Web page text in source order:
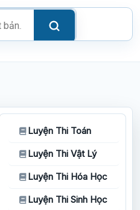
Luyện Thi Toán
Luyện Thi Vật Lý
Luyện Thi Hóa Học
Luyện Thi Sinh Học